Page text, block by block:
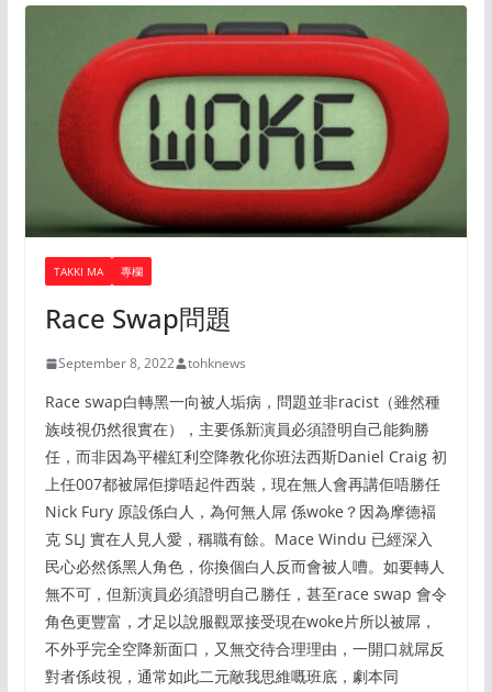
TAKKI MA 專欄
Race Swap問題
September 8, 2022 tohknews
Race swap白轉黑一向被人垢病，問題並非racist（雖然種
族歧視仍然很實在），主要係新演員必須證明自己能夠勝
任，而非因為平權紅利空降教化你班法西斯Daniel Craig 初
上任007都被屌佢撐唔起件西裝，現在無人會再講佢唔勝任
Nick Fury 原設係白人，為何無人屌 係woke？因為摩德褔
克 SLJ 實在人見人愛，稱職有餘。Mace Windu 已經深入
民心必然係黑人角色，你換個白人反而會被人嘈。如要轉人
無不可，但新演員必須證明自己勝任，甚至race swap 會令
角色更豐富，才足以說服觀眾接受現在woke片所以被屌，
不外乎完全空降新面口，又無交待合理理由，一開口就屌反
對者係歧視，通常如此二元敵我思維嘅班底，劇本同